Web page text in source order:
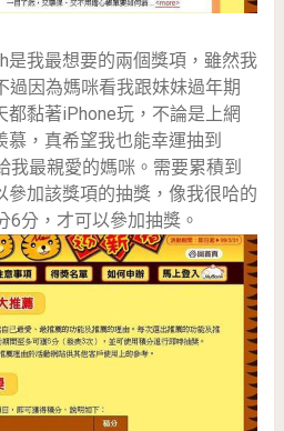
是我最想要的兩個獎項，雖然我
過因為媽咪看我跟妹妹過年期
都黏著iPhone玩，不論是上網
，真希望我也能幸運抽到
我最親愛的媽咪。需要累積到
參加該獎項的抽獎，像我很哈的
6分，才可以參加抽獎。